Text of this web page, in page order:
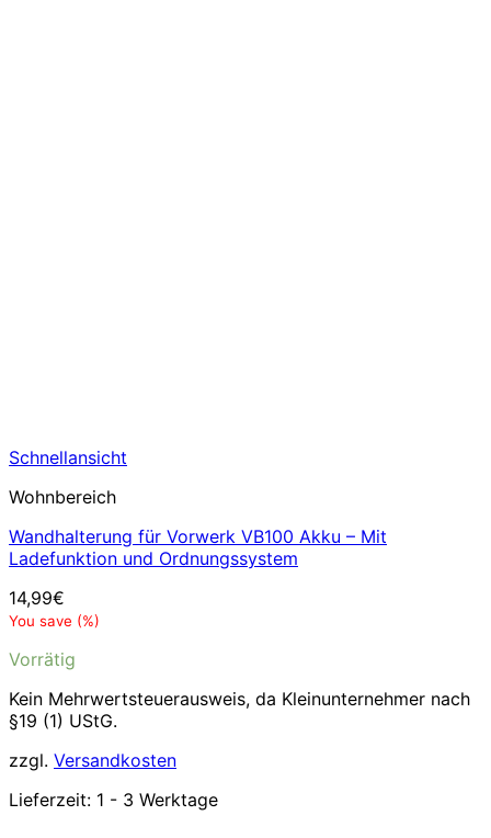
Schnellansicht
Wohnbereich
Wandhalterung für Vorwerk VB100 Akku – Mit
Ladefunktion und Ordnungssystem
14,99€
You save (%)
Vorrätig
Kein Mehrwertsteuerausweis, da Kleinunternehmer nach
§19 (1) UStG.
zzgl. Versandkosten
Lieferzeit: 1 - 3 Werktage